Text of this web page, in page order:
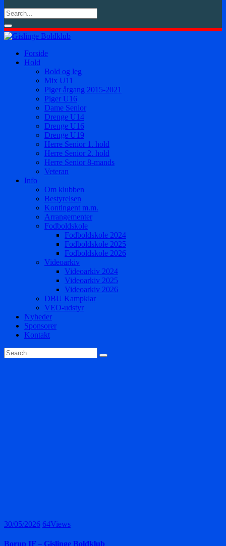
Forside
Hold
Bold og leg
Mix U11
Piger årgang 2015-2021
Piger U16
Dame Senior
Drenge U14
Drenge U16
Drenge U19
Herre Senior 1. hold
Herre Senior 2. hold
Herre Senior 8-mands
Veteran
Info
Om klubben
Bestyrelsen
Kontingent m.m.
Arrangementer
Fodboldskole
Fodboldskole 2024
Fodboldskole 2025
Fodboldskole 2026
Videoarkiv
Videoarkiv 2024
Videoarkiv 2025
Videoarkiv 2026
DBU Kampklar
VEO-udstyr
Nyheder
Sponsorer
Kontakt
30/05/2026 64Views
Borup IF – Gislinge Boldklub